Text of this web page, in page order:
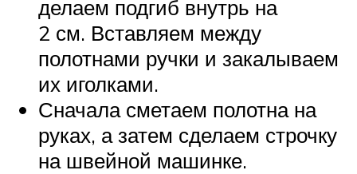
делаем подгиб внутрь на
2 см. Вставляем между
полотнами ручки и закалываем
их иголками.
Сначала сметаем полотна на
руках, а затем сделаем строчку
на швейной машинке.